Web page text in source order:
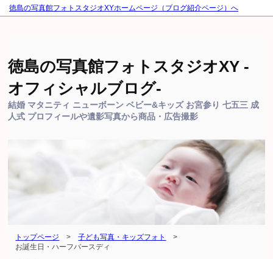
徳島の写真館フォトスタジオXYホームページ（ブログ紹介ページ）へ
徳島の写真館フォトスタジオXY -
オフィシャルブログ-
結婚 マタニティ ニューボーン ベビー&キッズ お宮参り 七五三 成
人式 プロフィールや遺影写真から商品・広告撮影
トップページ > 子ども写真・キッズフォト
>
お誕生日・ハーフバースディ